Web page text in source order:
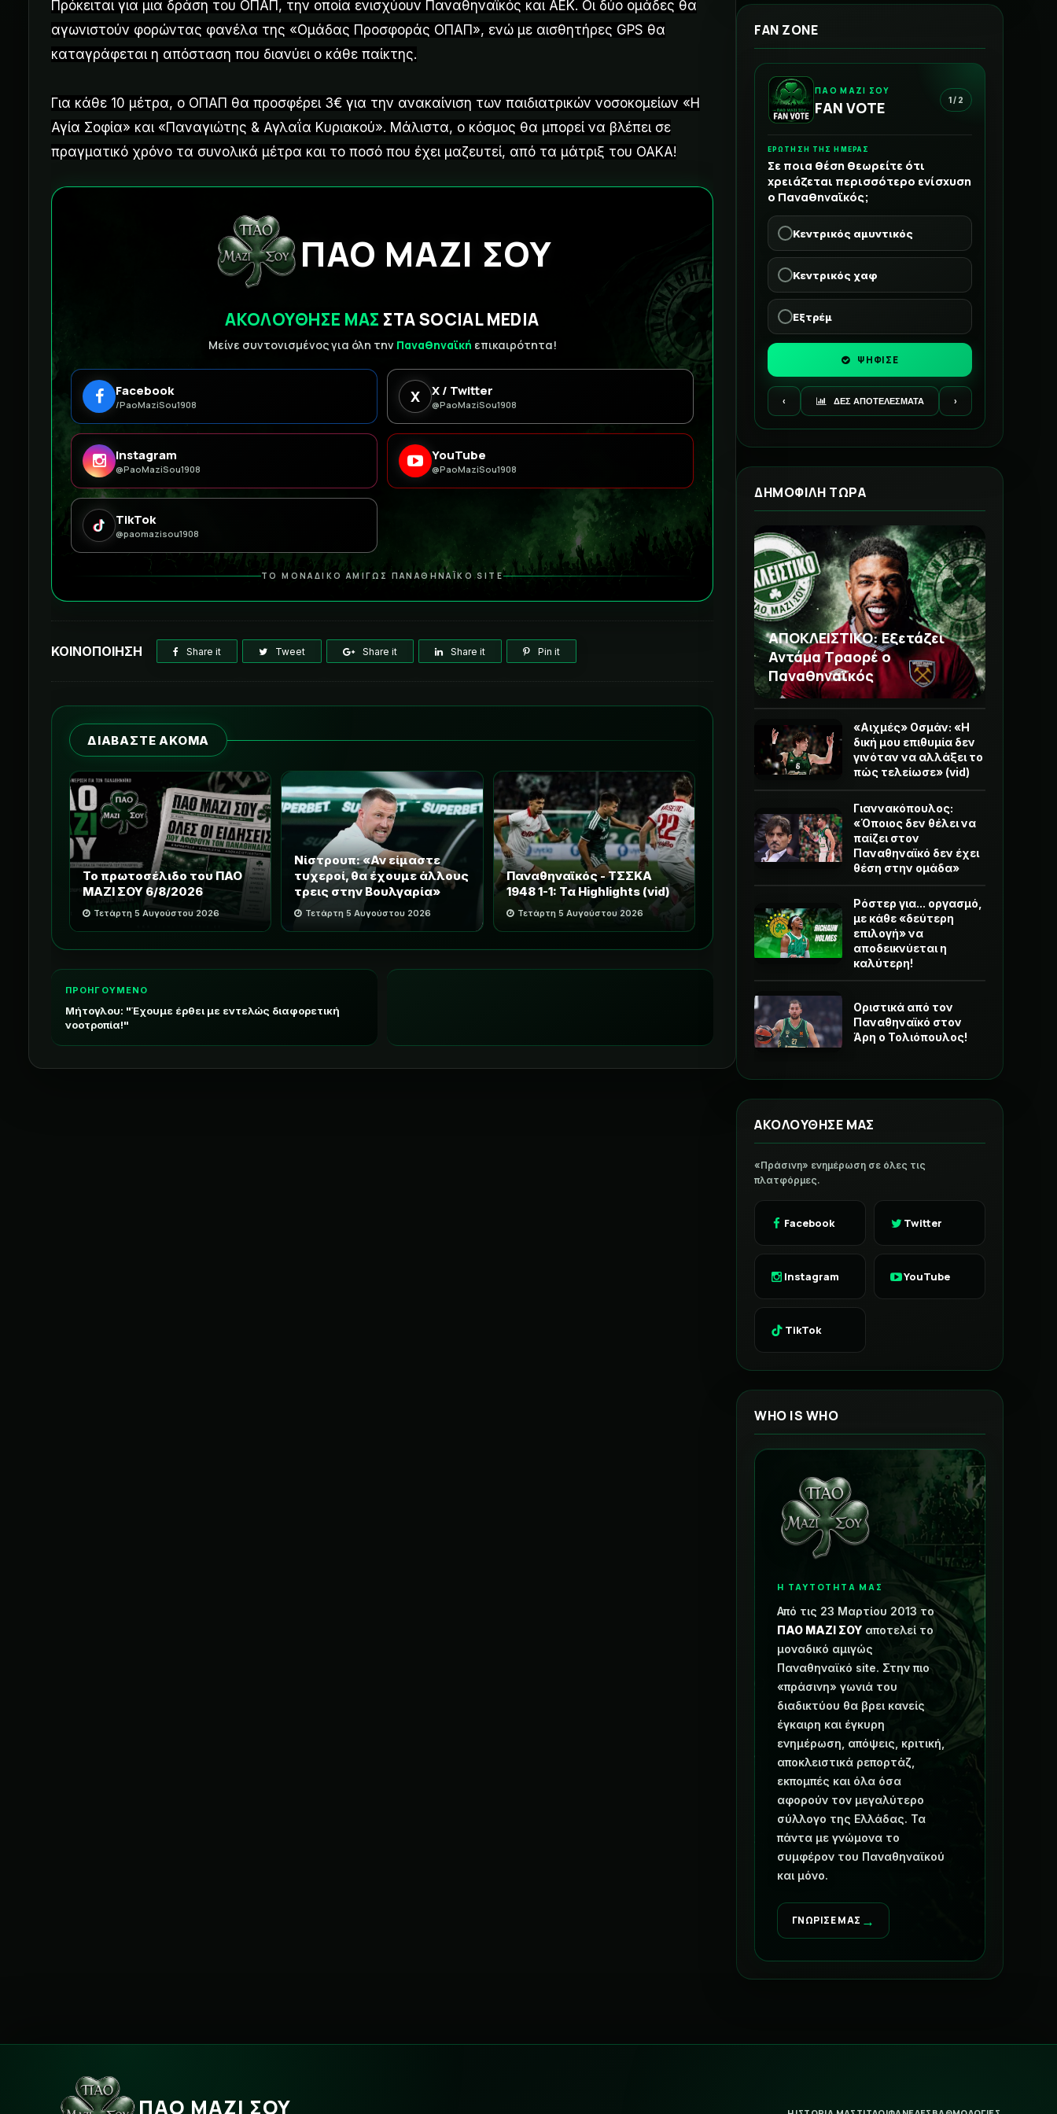
Πρόκειται για μια δράση του ΟΠΑΠ, την οποία ενισχύουν Παναθηναϊκός και ΑΕΚ. Οι δύο ομάδες θα
αγωνιστούν φορώντας φανέλα της «Ομάδας Προσφοράς ΟΠΑΠ», ενώ με αισθητήρες GPS θα
καταγράφεται η απόσταση που διανύει ο κάθε παίκτης.
Για κάθε 10 μέτρα, ο ΟΠΑΠ θα προσφέρει 3€ για την ανακαίνιση των παιδιατρικών νοσοκομείων «Η
Αγία Σοφία» και «Παναγιώτης & Αγλαΐα Κυριακού». Μάλιστα, ο κόσμος θα μπορεί να βλέπει σε
πραγματικό χρόνο τα συνολικά μέτρα και το ποσό που έχει μαζευτεί, από τα μάτριξ του ΟΑΚΑ!
ΠΑΟ ΜΑΖΙ ΣΟΥ
ΑΚΟΛΟΥΘΗΣΕ ΜΑΣ ΣΤΑ SOCIAL MEDIA
Μείνε συντονισμένος για όλη την Παναθηναϊκή επικαιρότητα!
Facebook
/PaoMaziSou1908 X X / Twitter
@PaoMaziSou1908
Instagram
@PaoMaziSou1908
YouTube
@PaoMaziSou1908
TikTok
@paomazisou1908
ΤΟ ΜΟΝΑΔΙΚΟ ΑΜΙΓΩΣ ΠΑΝΑΘΗΝΑΪΚΟ SITE
ΚΟΙΝΟΠΟΙΗΣΗ Share it Tweet Share it Share it Pin it
ΔΙΑΒΑΣΤΕ ΑΚΟΜΑ
Το πρωτοσέλιδο του ΠΑΟ
ΜΑΖΙ ΣΟΥ 6/8/2026
Τετάρτη 5 Αυγούστου 2026
Νίστρουπ: «Αν είμαστε
τυχεροί, θα έχουμε άλλους
τρεις στην Βουλγαρία»
Τετάρτη 5 Αυγούστου 2026
Παναθηναϊκός - ΤΣΣΚΑ
1948 1-1: Τα Highlights (vid)
Τετάρτη 5 Αυγούστου 2026
ΠΡΟΗΓΟΥΜΕΝΟ
Μήτογλου: "Έχουμε έρθει με εντελώς διαφορετική
νοοτροπία!"
FAN ZONE
ΠΑΟ ΜΑΖΙ ΣΟΥ
FAN VOTE 1 / 2
ΕΡΩΤΗΣΗ ΤΗΣ ΗΜΕΡΑΣ
Σε ποια θέση θεωρείτε ότι
χρειάζεται περισσότερο ενίσχυση
ο Παναθηναϊκός;
Κεντρικός αμυντικός
Κεντρικός χαφ
Εξτρέμ
ΨΗΦΙΣΕ
‹ ΔΕΣ ΑΠΟΤΕΛΕΣΜΑΤΑ ›
ΔΗΜΟΦΙΛΗ ΤΩΡΑ
ΑΠΟΚΛΕΙΣΤΙΚΟ: Εξετάζει
Αντάμα Τραορέ ο
Παναθηναϊκός
«Αιχμές» Οσμάν: «Η
δική μου επιθυμία δεν
γινόταν να αλλάξει το
πώς τελείωσε» (vid)
Γιαννακόπουλος:
«Όποιος δεν θέλει να
παίζει στον
Παναθηναϊκό δεν έχει
θέση στην ομάδα»
Ρόστερ για... οργασμό,
με κάθε «δεύτερη
επιλογή» να
αποδεικνύεται η
καλύτερη!
Οριστικά από τον
Παναθηναϊκό στον
Άρη ο Τολιόπουλος!
ΑΚΟΛΟΥΘΗΣΕ ΜΑΣ
«Πράσινη» ενημέρωση σε όλες τις
πλατφόρμες.
Facebook Twitter
Instagram YouTube
TikTok
WHO IS WHO
Η ΤΑΥΤΟΤΗΤΑ ΜΑΣ
Από τις 23 Μαρτίου 2013 το
ΠΑΟ ΜΑΖΙ ΣΟΥ αποτελεί το
μοναδικό αμιγώς
Παναθηναϊκό site. Στην πιο
«πράσινη» γωνιά του
διαδικτύου θα βρει κανείς
έγκαιρη και έγκυρη
ενημέρωση, απόψεις, κριτική,
αποκλειστικά ρεπορτάζ,
εκπομπές και όλα όσα
αφορούν τον μεγαλύτερο
σύλλογο της Ελλάδας. Τα
πάντα με γνώμονα το
συμφέρον του Παναθηναϊκού
και μόνο.
ΓΝΩΡΙΣΕ ΜΑΣ →
ΠΑΟ ΜΑΖΙ ΣΟΥ